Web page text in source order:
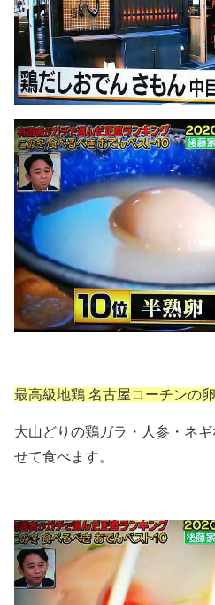
最高級地鶏 名古屋コーチンの卵
大山どりの鶏ガラ・人参・ネ
せて食べます。